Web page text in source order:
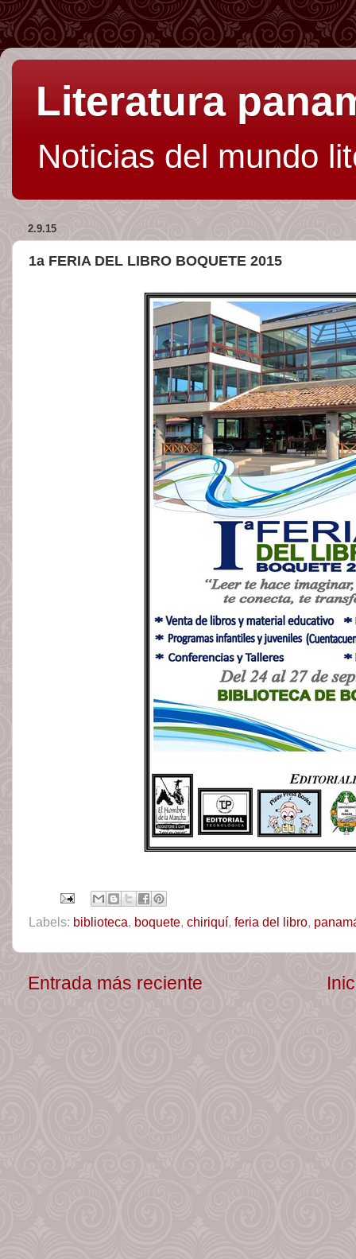
Literatura
Noticias del mundo
2.9.15
1a FERIA DEL LIBRO BOQUETE 2015
Labels: biblioteca, boquete, chiriquí, feria del libro,
Entrada más reciente